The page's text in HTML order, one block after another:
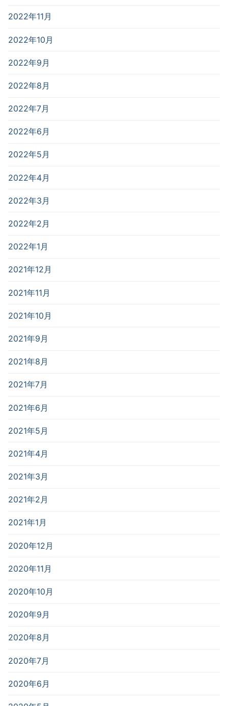
2022年11月
2022年10月
2022年9月
2022年8月
2022年7月
2022年6月
2022年5月
2022年4月
2022年3月
2022年2月
2022年1月
2021年12月
2021年11月
2021年10月
2021年9月
2021年8月
2021年7月
2021年6月
2021年5月
2021年4月
2021年3月
2021年2月
2021年1月
2020年12月
2020年11月
2020年10月
2020年9月
2020年8月
2020年7月
2020年6月